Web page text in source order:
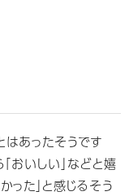
あったそうです
おいしい」などと嬉
った」と感じるそう